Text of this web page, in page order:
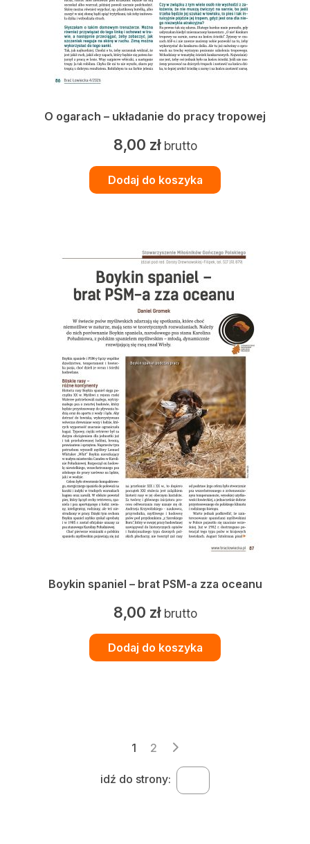
O ogarach – układanie do pracy tropowej
8,00 zł brutto
Dodaj do koszyka
Boykin spaniel – brat PSM-a zza oceanu
8,00 zł brutto
Dodaj do koszyka
Stronicowanie
1 2
idź do strony: